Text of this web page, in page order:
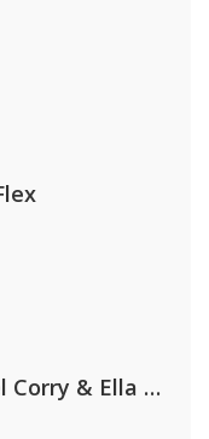
Nathan Dawe, Joel Corry & Ella Henderson